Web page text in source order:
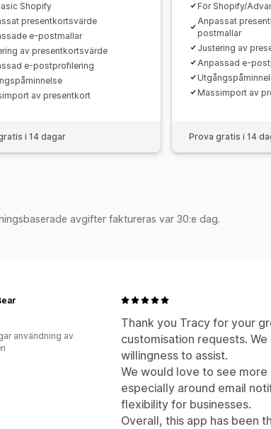
Shopify
presentkortsvärde
e-postmallar
av presentkortsvärde
e-postprofilering
av presentkort
i 14 dagar
För Shopify/
Anpassat
postmallar
Justering av
Anpassad e-
Massimport av
Prova gratis i 14
avgifter faktureras var 30:e dag.
Thank you Tracy for your
customisation requests.
willingness to assist.
We would love to see
especially around email
flexibility for businesses.
Overall, this app has been
användning av